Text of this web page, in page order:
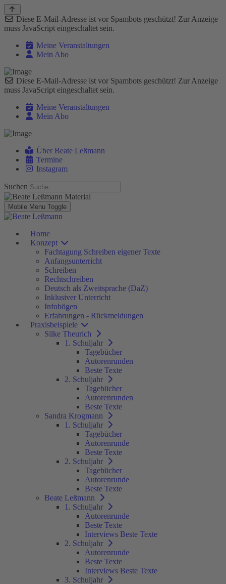
Diese E-Mail-Adresse ist vor Spambots geschützt! Zur Anzeige
muss JavaScript eingeschaltet sein.
Meine Veranstaltungen
Mein Abo
Diese E-Mail-Adresse ist vor Spambots geschützt! Zur Anzeige
muss JavaScript eingeschaltet sein.
Meine Veranstaltungen
Mein Abo
Über Beate Leßmann
Termine
Instagram
Suchen
Mobile Menu Toggle
Home
Konzept
Fachtagung Schreiben eigener Texte
Anfangsunterricht
Schreiben
Rechtschreiben
Deutsch als Zweitsprache (DaZ)
Inklusiver Unterricht
Infobögen
Erfahrungen - Rückmeldungen
Praxisbeispiele
Silke Theurich
1. Schuljahr
Tagebücher
Autorenrunden
Beste Texte
2. Schuljahr
Tagebücher
Autorenrunden
Beste Texte
Sandra Krogmann
1. Schuljahr
Tagebücher
Autorenrunde
Beste Texte
2. Schuljahr
Tagebücher
Autorenrunde
Beste Texte
Beate Leßmann
1. Schuljahr
Autorenrunde
Beste Texte
Interviews Beste Texte
2. Schuljahr
Autorenrunde
Beste Texte
Interviews Beste Texte
3. Schuljahr